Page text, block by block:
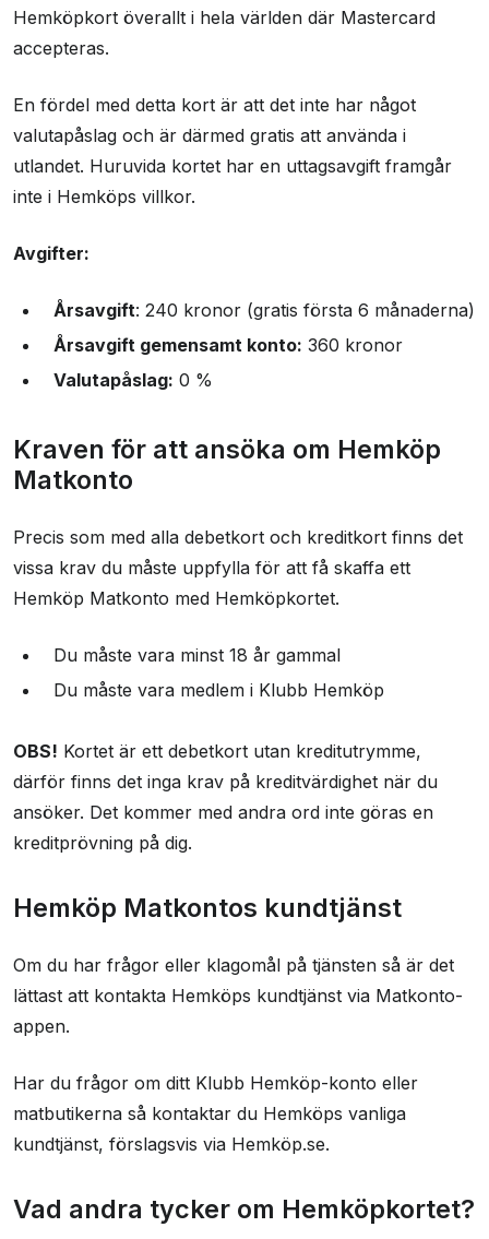
Hemköpkort överallt i hela världen där Mastercard
accepteras.
En fördel med detta kort är att det inte har något
valutapåslag och är därmed gratis att använda i
utlandet. Huruvida kortet har en uttagsavgift framgår
inte i Hemköps villkor.
Avgifter:
Årsavgift: 240 kronor (gratis första 6 månaderna)
Årsavgift gemensamt konto: 360 kronor
Valutapåslag: 0 %
Kraven för att ansöka om Hemköp
Matkonto
Precis som med alla debetkort och kreditkort finns det
vissa krav du måste uppfylla för att få skaffa ett
Hemköp Matkonto med Hemköpkortet.
Du måste vara minst 18 år gammal
Du måste vara medlem i Klubb Hemköp
OBS! Kortet är ett debetkort utan kreditutrymme,
därför finns det inga krav på kreditvärdighet när du
ansöker. Det kommer med andra ord inte göras en
kreditprövning på dig.
Hemköp Matkontos kundtjänst
Om du har frågor eller klagomål på tjänsten så är det
lättast att kontakta Hemköps kundtjänst via Matkonto-
appen.
Har du frågor om ditt Klubb Hemköp-konto eller
matbutikerna så kontaktar du Hemköps vanliga
kundtjänst, förslagsvis via Hemköp.se.
Vad andra tycker om Hemköpkortet?